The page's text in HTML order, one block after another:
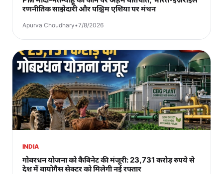
रणनीतिक साझेदारी और पश्चिम एशिया पर मंथन
Apurva Choudhary•7/8/2026
INDIA
गोबरधन योजना को कैबिनेट की मंजूरी: 23,731 करोड़ रुपये से
देश में बायोगैस सेक्टर को मिलेगी नई रफ्तार